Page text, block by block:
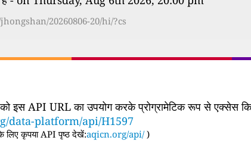
20260806-20/hi/?cs
इस API URL का उपयोग करके प्रोग्रामेटिक रूप से एक्सेस
data-platform/api/H1597
लिए कृपया API पृष्ठ देखें:aqicn.org/api/ )